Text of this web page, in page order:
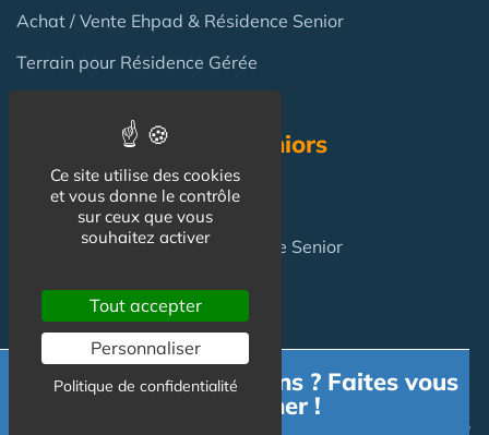
Achat / Vente Ehpad & Résidence Senior
Terrain pour Résidence Gérée
Résidence Services Seniors
Résidence Services Seniors
Achat pour y vivreen Résidence Senior
FAQ
Investir en Résidence Senior : pièges et risques ?
Investir en LMNP dans une résidence services en 2025 ?
Besoin d'informations ? Faites vous
accompagner !
Ce site utilise des cookies
et vous donne le contrôle
sur ceux que vous
souhaitez activer
Tout accepter
Personnaliser
Politique de confidentialité